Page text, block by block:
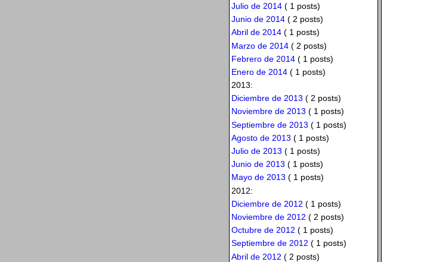
Julio de 2014( 1 posts)
Junio de 2014( 2 posts)
Abril de 2014( 1 posts)
Marzo de 2014( 2 posts)
Febrero de 2014( 1 posts)
Enero de 2014( 1 posts)
2013:
Diciembre de 2013 ( 2 posts)
Noviembre de 2013 ( 1 posts)
Septiembre de 2013 ( 1 posts)
Agosto de 2013 ( 1 posts)
Julio de 2013 ( 1 posts)
Junio de 2013 ( 1 posts)
Mayo de 2013 ( 1 posts)
2012:
Diciembre de 2012 ( 1 posts)
Noviembre de 2012 ( 2 posts)
Octubre de 2012 ( 1 posts)
Septiembre de 2012 ( 1 posts)
Abril de 2012 ( 2 posts)